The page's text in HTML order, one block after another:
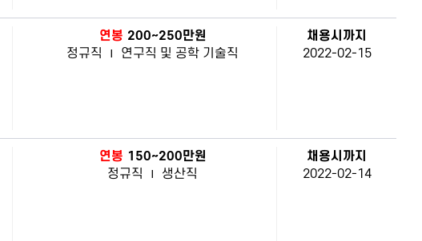
연봉 200~250만원
정규직
| 연구직 및 공학 기술직
채용시까지
2022-02-15
연봉 150~200만원
정규직
| 생산직
채용시까지
2022-02-14